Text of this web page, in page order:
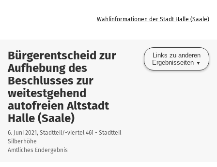
Wahlinformationen der Stadt Halle (Saale)
Bürgerentscheid zur
Aufhebung des
Beschlusses zur
weitestgehend
autofreien Altstadt
Halle (Saale)
6. Juni 2021, Stadtteil/-viertel 461 - Stadtteil
Silberhöhe
Amtliches Endergebnis
Links zu anderen
Ergebnisseiten